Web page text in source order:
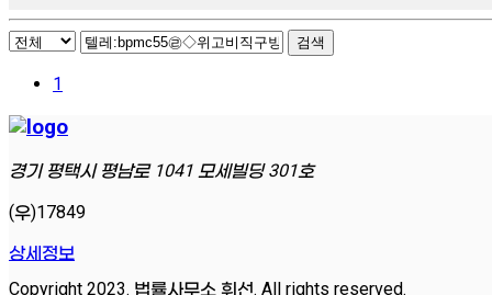
검색
1
경기 평택시 평남로 1041 모세빌딩 301호
(우)17849
상세정보
Copyright 2023. 법률사무소 휘선. All rights reserved.